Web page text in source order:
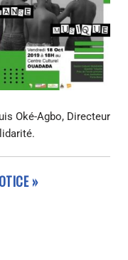
Oké-Agbo, Directeur
»